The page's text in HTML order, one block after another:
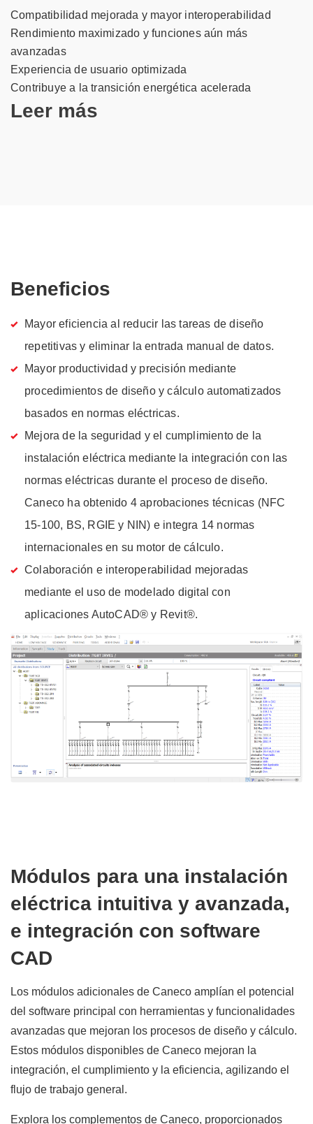
Compatibilidad mejorada y mayor interoperabilidad
Rendimiento maximizado y funciones aún más
avanzadas
Experiencia de usuario optimizada
Contribuye a la transición energética acelerada
Leer más
Beneficios
Mayor eficiencia al reducir las tareas de diseño
repetitivas y eliminar la entrada manual de datos.
Mayor productividad y precisión mediante
procedimientos de diseño y cálculo automatizados
basados en normas eléctricas.
Mejora de la seguridad y el cumplimiento de la
instalación eléctrica mediante la integración con las
normas eléctricas durante el proceso de diseño.
Caneco ha obtenido 4 aprobaciones técnicas (NFC
15-100, BS, RGIE y NIN) e integra 14 normas
internacionales en su motor de cálculo.
Colaboración e interoperabilidad mejoradas
mediante el uso de modelado digital con
aplicaciones AutoCAD® y Revit®.
Módulos para una instalación
eléctrica intuitiva y avanzada,
e integración con software
CAD
Los módulos adicionales de Caneco amplían el potencial
del software principal con herramientas y funcionalidades
avanzadas que mejoran los procesos de diseño y cálculo.
Estos módulos disponibles de Caneco mejoran la
integración, el cumplimiento y la eficiencia, agilizando el
flujo de trabajo general.
Explora los complementos de Caneco, proporcionados